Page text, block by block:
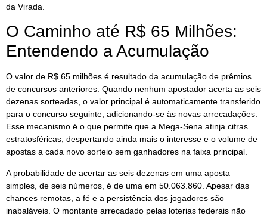
da Virada.
O Caminho até R$ 65 Milhões:
Entendendo a Acumulação
O valor de R$ 65 milhões é resultado da acumulação de prêmios
de concursos anteriores. Quando nenhum apostador acerta as seis
dezenas sorteadas, o valor principal é automaticamente transferido
para o concurso seguinte, adicionando-se às novas arrecadações.
Esse mecanismo é o que permite que a Mega-Sena atinja cifras
estratosféricas, despertando ainda mais o interesse e o volume de
apostas a cada novo sorteio sem ganhadores na faixa principal.
A probabilidade de acertar as seis dezenas em uma aposta
simples, de seis números, é de uma em 50.063.860. Apesar das
chances remotas, a fé e a persistência dos jogadores são
inabaláveis. O montante arrecadado pelas loterias federais não